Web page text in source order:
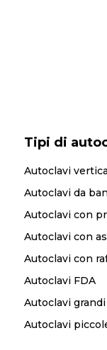
Tipi di
Autoclavi
Autoclavi da
Autoclavi con
Autoclavi con
Autoclavi con
Autoclavi FDA
Autoclavi grandi
Autoclavi